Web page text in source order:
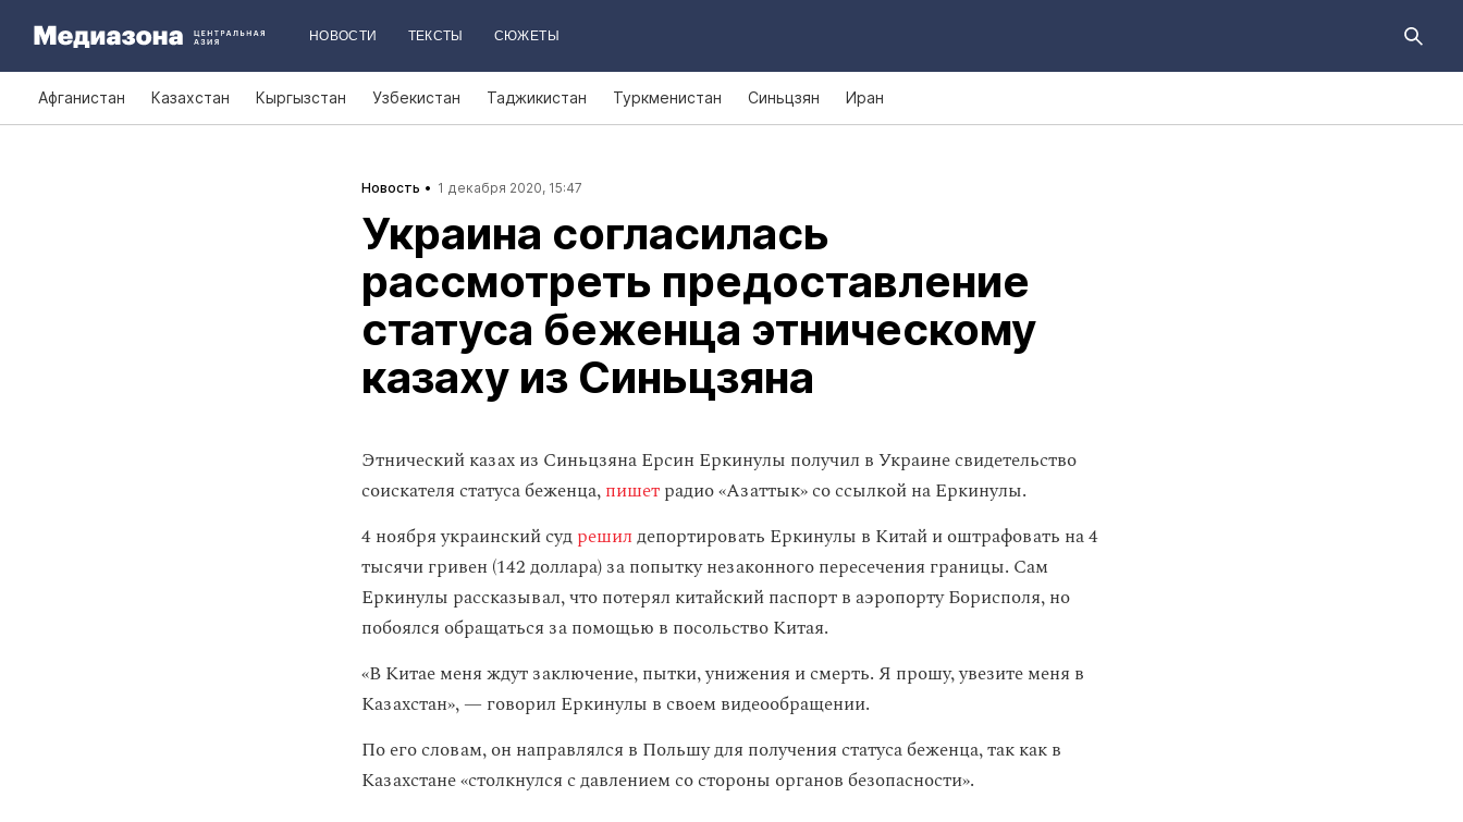
НОВОСТИ ТЕКСТЫ СЮЖЕТЫ
Афганистан Казахстан Кыргызстан Узбекистан Таджикистан Туркменистан Синьцзян Иран
Новость 1 декабря 2020, 15:47
Украина согласилась
рассмотреть предоставление
статуса беженца этническому
казаху из Синьцзяна
Этнический казах из Синьцзяна Ерсин Еркинулы получил в Украине свидетельство
соискателя статуса беженца,пишетрадио «Азаттык» со ссылкой на Еркинулы.
4 ноября украинский судрешилдепортировать Еркинулы в Китай и оштрафовать на 4
тысячи гривен (142 доллара) за попытку незаконного пересечения границы. Сам
Еркинулы рассказывал, что потерял китайский паспорт в аэропорту Борисполя, но
побоялся обращаться за помощью в посольство Китая.
«В Китае меня ждут заключение, пытки, унижения и смерть. Я прошу, увезите меня в
Казахстан», — говорил Еркинулы в своем видеообращении.
По его словам, он направлялся в Польшу для получения статуса беженца, так как в
Казахстане «столкнулся с давлением со стороны органов безопасности».